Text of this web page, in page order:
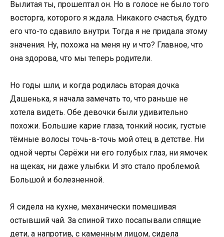
Вылитая ты, прошептал он. Но в голосе не было того
восторга, которого я ждала. Никакого счастья, будто
его что-то сдавило внутри. Тогда я не придала этому
значения. Ну, похожа на меня ну и что? Главное, что
она здорова, что мы теперь родители.
Но годы шли, и когда родилась вторая дочка
Дашенька, я начала замечать то, что раньше не
хотела видеть. Обе девочки были удивительно
похожи. Большие карие глаза, тонкий носик, густые
тёмные волосы точь-в-точь мой отец в детстве. Ни
одной черты Серёжи ни его голубых глаз, ни ямочек
на щеках, ни даже улыбки. И это стало проблемой.
Большой и болезненной.
Я сидела на кухне, механически помешивая
остывший чай. За спиной тихо посапывали спящие
дети, а напротив, с каменным лицом, сидела